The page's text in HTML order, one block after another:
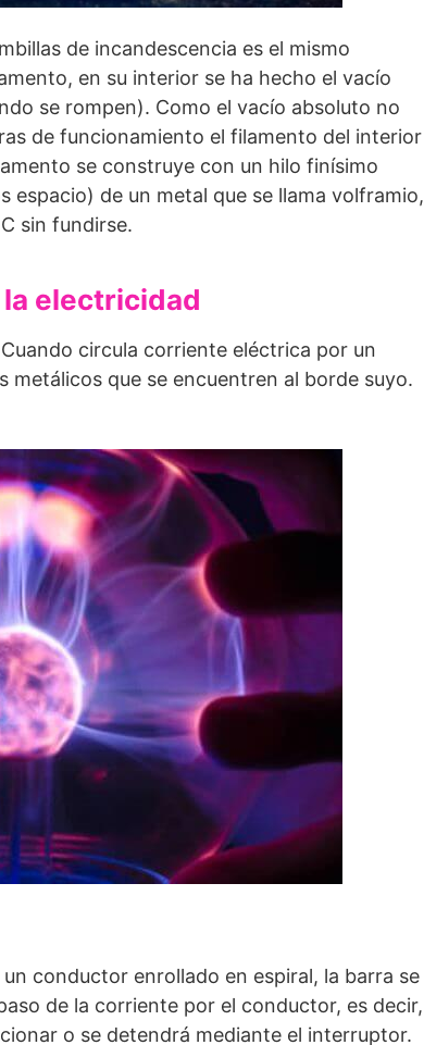
de incandescencia es el mismo
en su interior se ha hecho el vacío
se rompen). Como el vacío absoluto no
de funcionamiento el filamento del interior
se construye con un hilo finísimo
espacio) de un metal que se llama volframio,
sin fundirse.
electricidad
circula corriente eléctrica por un
que se encuentren al borde suyo.
conductor enrollado en espiral, la barra se
de la corriente por el conductor, es decir,
o se detendrá mediante el interruptor.